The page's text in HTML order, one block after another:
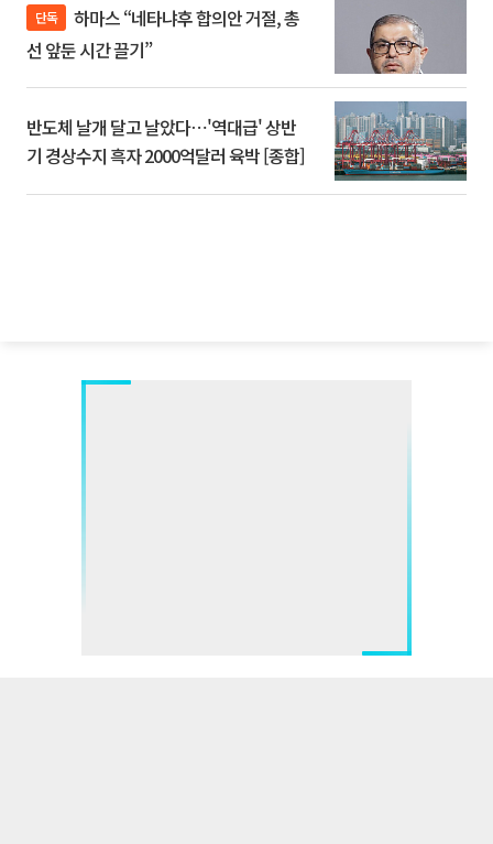
단독
선 앞둔 시간 끌기”
반도체 날개 달고 날았다⋯'역대급' 상반
기 경상수지 흑자 2000억달러 육박 [종합]